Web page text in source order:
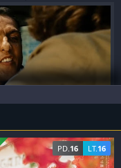
PD. 16 LT. 16